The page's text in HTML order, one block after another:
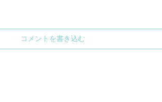
コメントを書き込む